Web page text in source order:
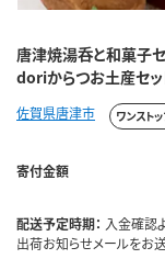
唐津焼湯呑と和菓子
doriからつお土産セッ
佐賀県唐津市 ワンスト
寄付金額
配送予定時期： 入金確認
出荷お知らせメールをお送